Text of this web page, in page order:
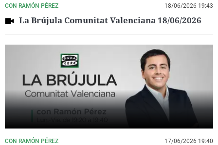
CON RAMÓN PÉREZ 18/06/2026 19:43
La Brújula Comunitat Valenciana 18/06/2026
CON RAMÓN PÉREZ 17/06/2026 19:40